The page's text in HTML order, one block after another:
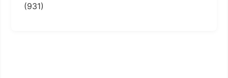
(931)